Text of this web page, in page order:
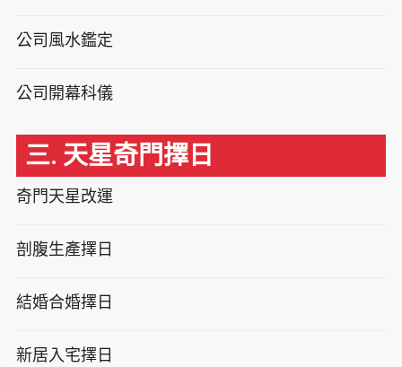
公司風水鑑定
公司開幕科儀
三. 天星奇門擇日
奇門天星改運
剖腹生產擇日
結婚合婚擇日
新居入宅擇日